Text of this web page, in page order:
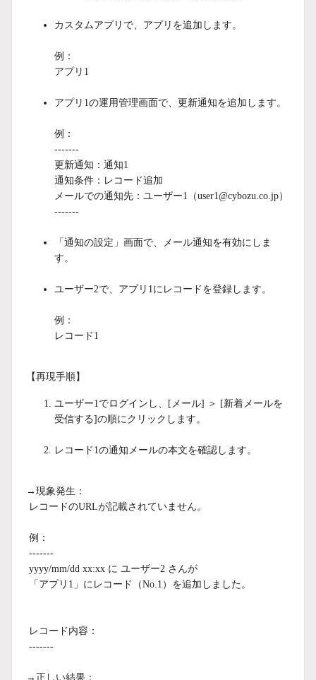
カスタムアプリで、アプリを追加します。
例：
アプリ1
アプリ1の運用管理画面で、更新通知を追加します。
例：
-------
更新通知：通知1
通知条件：レコード追加
メールでの通知先：ユーザー1（user1@cybozu.co.jp）
-------
「通知の設定」画面で、メール通知を有効にしま
す。
ユーザー2で、アプリ1にレコードを登録します。
例：
レコード1
【再現手順】
ユーザー1でログインし、[メール] ＞ [新着メールを
受信する]の順にクリックします。
レコード1の通知メールの本文を確認します。
→現象発生：
レコードのURLが記載されていません。
例：
-------
yyyy/mm/dd xx:xx に ユーザー2 さんが
「アプリ1」にレコード（No.1）を追加しました。
レコード内容：
-------
→正しい結果：